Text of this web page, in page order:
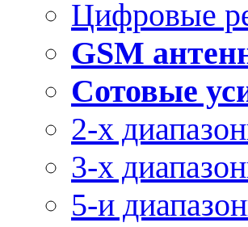
Цифровые
GSM
Сотовые
2-х
3-х
5-и